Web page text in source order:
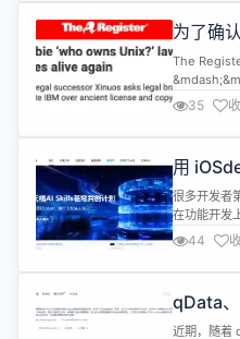
为了确
经吵了
The
一次。上
国第二巡
线听证。争
开始 故事要
35
用
经验变
很多开发者
在功能开发
存、体验怎
一个 App
怎么样。
证书
44
qData
规使用
近期，随着